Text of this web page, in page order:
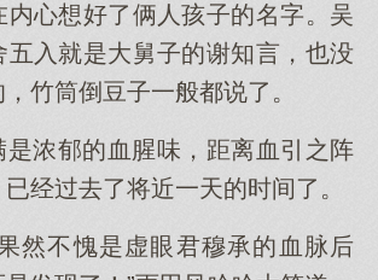
内心想好了俩人孩子的名字。吴
五入就是大舅子的谢知言，也没
竹筒倒豆子一般都说了。
是浓郁的血腥味，距离血引之阵
经过去了将近一天的时间了。
然不愧是虚眼君穆承的血脉后